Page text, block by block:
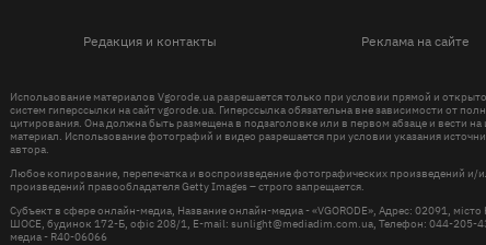
Редакция и контакты
Реклама на сайте
Использование материалов Vgorode.ua разрешается только при условии прямой и
систем гиперссылки на сайт vgorode.ua. Гиперссылка обязательна вне зависимости от
цитирования. Она должна быть размещена в подзаголовке или в первом абзаце и вести
материал. Использование фотографий и видео разрешается при условии указания
автора.
Любое копирование, перепечатка и воспроизведение фотографических произведений и/
произведений правообладателя Getty Images – строго запрещается.
Субъект в сфере онлайн-медиа, Название онлайн-медиа - «VGORODE», Адрес: 02091,
ШОСЕ, будинок 172-Б, офіс 208/1, E-mail: sunlight@mediadim.com.ua, Телефон: 044-205-
медиа - R40-06066